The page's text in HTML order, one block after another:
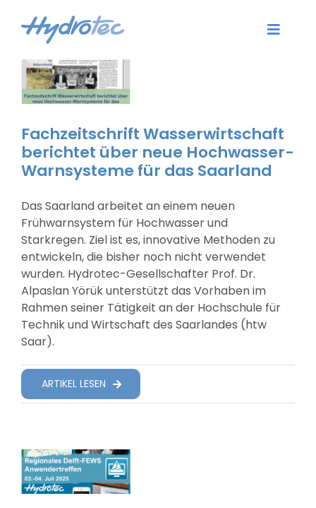
Inhalt
springen
Toggle
Aktuelles
Software
Karriere
Unternehmen
Kontakt
Login
Suche Nach:
Fachzeitschrift Wasserwirtschaft
berichtet über neue Hochwasser-
Warnsysteme für das Saarland
Das Saarland arbeitet an einem neuen
Frühwarnsystem für Hochwasser und
Starkregen. Ziel ist es, innovative Methoden zu
entwickeln, die bisher noch nicht verwendet
wurden. Hydrotec-Gesellschafter Prof. Dr.
Alpaslan Yörük unterstützt das Vorhaben im
Rahmen seiner Tätigkeit an der Hochschule für
Technik und Wirtschaft des Saarlandes (htw
Saar).
ARTIKEL LESEN